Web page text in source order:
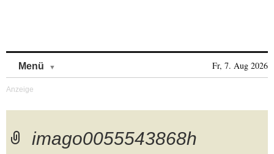
Menü Fr, 7. Aug 2026
imago0055543868h